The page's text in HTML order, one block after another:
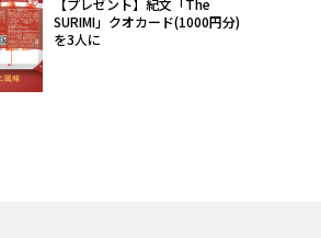
【プレゼント】紀文「The
SURIMI」クオカード(1000円分)
を3人に